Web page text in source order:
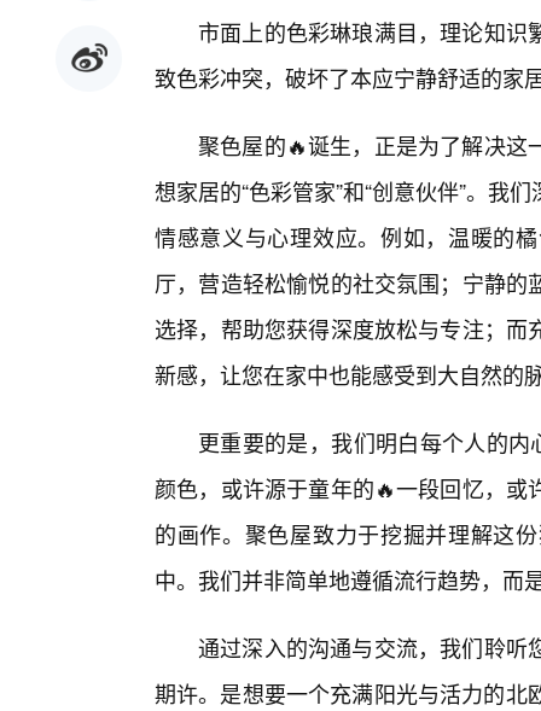
市面上的色彩琳琅满目，理论知
致色彩冲突，破坏了本应宁静舒适的家
聚色屋的🔥诞生，正是为了解决这
想家居的“色彩管家”和“创意伙伴”。我
情感意义与心理效应。例如，温暖的
厅，营造轻松愉悦的社交氛围；宁静
选择，帮助您获得深度放松与专注；
新感，让您在家中也能感受到大自然的
更重要的是，我们明白每个人的内
颜色，或许源于童年的🔥一段回忆，
的画作。聚色屋致力于挖掘并理解这
中。我们并非简单地遵循流行趋势，而
通过深入的沟通与交流，我们聆听
期许。是想要一个充满阳光与活力的